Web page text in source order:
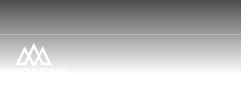
contenuto
principale